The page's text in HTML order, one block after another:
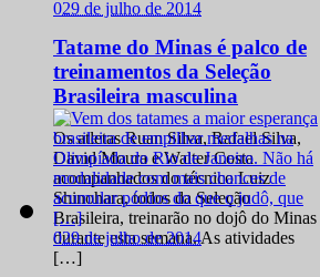
029 de julho de 2014
Tatame do Minas é palco de
treinamentos da Seleção
Brasileira masculina
Os atletas Ruan Silva, Rafael Silva,
David Moura e Walter Costa
acompanhados do técnico Luiz
Shinohara, todos da Seleção
Brasileira, treinarão no dojô do Minas
durante esta semana. As atividades
[…]
029 de julho de 2014